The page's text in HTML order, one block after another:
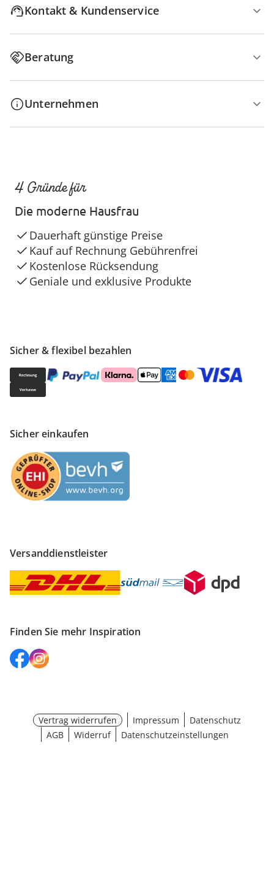
Kontakt & Kundenservice
Beratung
Unternehmen
Sicher & flexibel bezahlen
Sicher einkaufen
Versanddienstleister
Finden Sie mehr Inspiration
4 Gründe für
Die moderne Hausfrau
Dauerhaft günstige Preise
Kauf auf Rechnung Gebührenfrei
Kostenlose Rücksendung
Geniale und exklusive Produkte
Vertrag widerrufen Impressum
Datenschutz
AGB
Widerruf Datenschutzeinstellungen